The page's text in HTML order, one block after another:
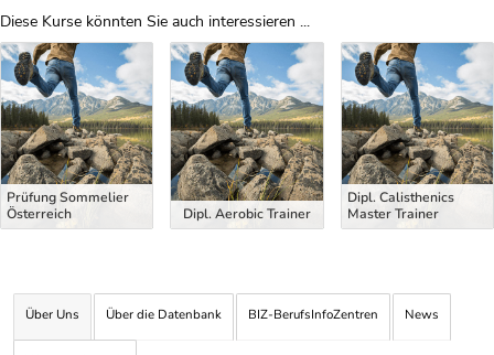
Diese Kurse könnten Sie auch interessieren ...
Uber Weiterbildungsvorschläge
Prüfung Sommelier
Österreich
Dipl. Aerobic Trainer
Dipl. Calisthenics
Master Trainer
Über Uns Über die Datenbank BIZ-BerufsInfoZentren News